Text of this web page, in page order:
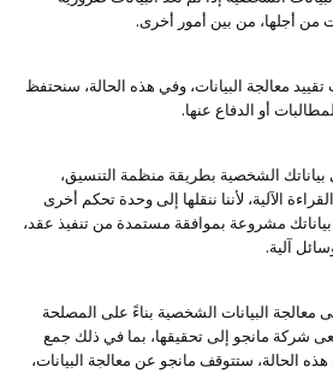
من أجلها، من بين أمور أخرى.
معالجة البيانات، وفي هذه الحالة، سنحتفظ
أو الدفاع عنها.
الشخصية بطريقة منظمة التنسيق،
الآلية، لأننا ننقلها إلى وحدة تحكم أخرى
مشروعة بموافقة مستمدة من تنفيذ عقد،
آلية.
معالجة البيانات الشخصية بناءً على المصلحة
شركة مانجو إلى تحقيقها، بما في ذلك جمع
الحالة، ستتوقف مانجو عن معالجة البيانات،